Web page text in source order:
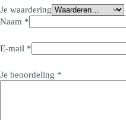
Je waardering
Naam *
E-mail *
Je beoordeling *